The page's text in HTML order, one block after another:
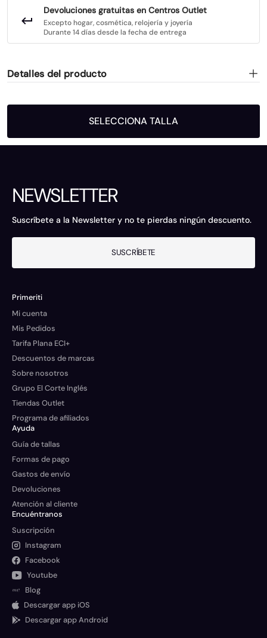
Devoluciones gratuitas en Centros Outlet
Excepto hogar, cosmética, relojería y joyería
Durante 14 días desde la fecha de entrega
Detalles del producto
SELECCIONA TALLA
NEWSLETTER
Suscríbete a la Newsletter y no te pierdas ningún descuento.
SUSCRÍBETE
Primeriti
Mi cuenta
Mis Pedidos
Tarifa Plana ECI+
Descuentos de marcas
Sobre nosotros
Grupo El Corte Inglés
Tiendas Outlet
Programa de afiliados
Ayuda
Guía de tallas
Formas de pago
Gastos de envío
Devoluciones
Atención al cliente
Encuéntranos
Suscripción
Instagram
Facebook
Youtube
Blog
Descargar app iOS
Descargar app Android